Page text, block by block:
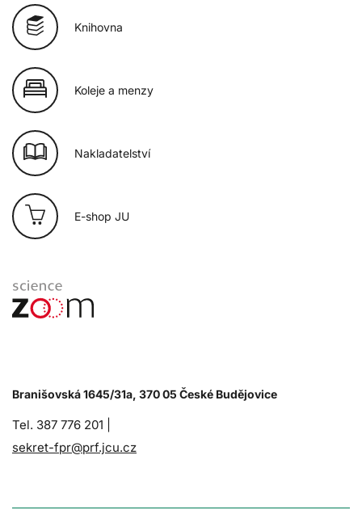
Knihovna
Koleje a menzy
Nakladatelství
E-shop JU
Branišovská 1645/31a, 370 05 České Budějovice
Tel. 387 776 201 |
sekret-fpr@prf.jcu.cz